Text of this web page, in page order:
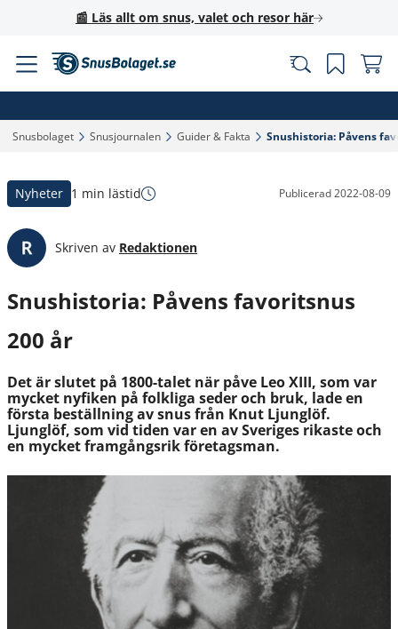
📰 Läs allt om snus, valet och resor här
Snusbolaget‎ Snusjournalen‎ Guider & Fakta‎ Snushistoria: Påvens
Nyheter 1 min lästid Publicerad2022-08-09
Skriven av Redaktionen
Snushistoria: Påvens favoritsnus
200 år
Det är slutet på 1800-talet när påve Leo XIII, som var
mycket nyfiken på folkliga seder och bruk, lade en
första beställning av snus från Knut Ljunglöf.
Ljunglöf, som vid tiden var en av Sveriges rikaste och
en mycket framgångsrik företagsman.